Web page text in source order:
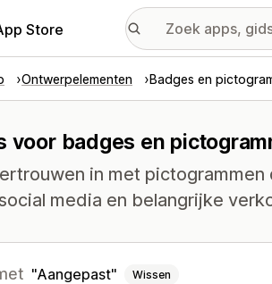
Store
Ontwerpelementen Badges en
voor badges en
in met
media en belangrijke
Aangepast Wissen